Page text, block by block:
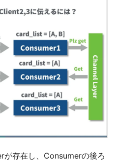
が存在し、Consumerの後ろ